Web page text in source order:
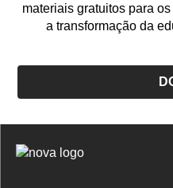
materiais gratuitos para
a transformação da
Logo